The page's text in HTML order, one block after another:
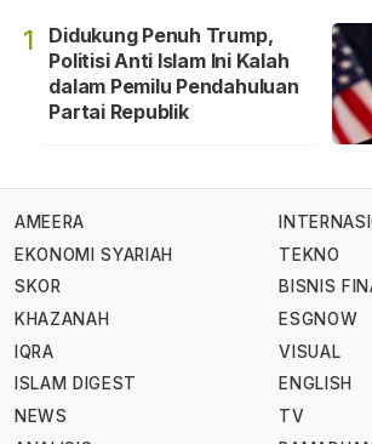
1
Didukung Penuh Trump,
Politisi Anti Islam Ini Kalah
dalam Pemilu Pendahuluan
Partai Republik
AMEERA
EKONOMI SYARIAH
SKOR
KHAZANAH
IQRA
ISLAM DIGEST
NEWS
TEKNO
BISNIS
ESGNOW
VISUAL
ENGLISH
TV